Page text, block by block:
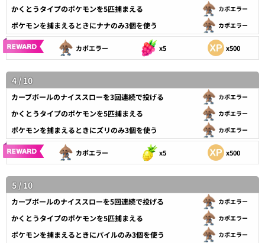
かくとうタイプのポケモンを5匹捕まえる カポエラー
ポケモンを捕まえるときにナナのみ3個を使う カポエラー
カポエラー x5 x500
4 / 10
カーブボールのナイススローを3回連続で投げる カポエラー
かくとうタイプのポケモンを5匹捕まえる カポエラー
ポケモンを捕まえるときにズリのみ3個を使う カポエラー
カポエラー x5 x500
5 / 10
カーブボールのナイススローを5回連続で投げる カポエラー
かくとうタイプのポケモンを5匹捕まえる カポエラー
ポケモンを捕まえるときにパイルのみ3個を使う カポエラー